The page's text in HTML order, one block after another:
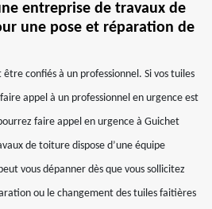
entreprise de travaux de
une pose et réparation de
confiés à un professionnel. Si vos tuiles
appel à un professionnel en urgence est
faire appel en urgence à Guichet
de toiture dispose d’une équipe
vous dépanner dès que vous sollicitez
ou le changement des tuiles faitières